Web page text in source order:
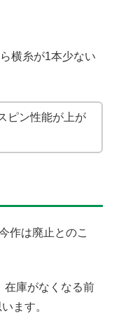
横糸が1本少ない
ピン性能が上が
作は廃止とのこ
在庫がなくなる前
ます。